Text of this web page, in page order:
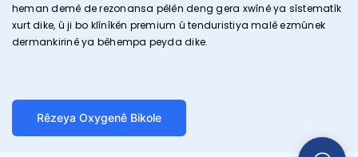
heman demê de rezonansa pêlên deng gera xwînê ya sîstematîk
xurt dike, û ji bo klînîkên premium û tenduristiya malê ezmûnek
dermankirinê ya bêhempa peyda dike.
Rêzeya Oxygenê Bikole